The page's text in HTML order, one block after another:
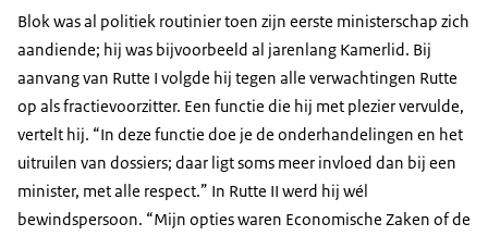
Blok was al politiek routinier toen zijn eerste ministerschap zich
aandiende; hij was bijvoorbeeld al jarenlang Kamerlid. Bij
aanvang van Rutte I volgde hij tegen alle verwachtingen Rutte
op als fractievoorzitter. Een functie die hij met plezier vervulde,
vertelt hij. “In deze functie doe je de onderhandelingen en het
uitruilen van dossiers; daar ligt soms meer invloed dan bij een
minister, met alle respect.” In Rutte II werd hij wél
bewindspersoon. “Mijn opties waren Economische Zaken of de